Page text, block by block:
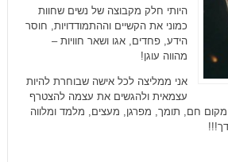
היותי חלק מקבוצה של נשים שחוות
כמוני את הקשיים וההתמודדויות, חוסר
הידע, פחדים, אגו ושאר חוויות –
מהווה עוגן!
אני ממליצה לכל אישה שבוחרת להיות
עצמאית ולהגשים את עצמה להצטרף
חם, תומך, מפרגן, מעצים, מלמד ומלווה